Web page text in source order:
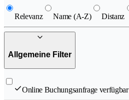
Relevanz Name (A-Z) Distanz
Allgemeine Filter
Online Buchungsanfrage verfügbar